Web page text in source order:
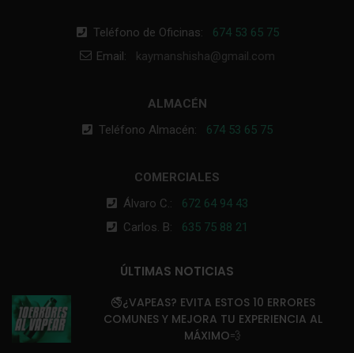
Teléfono de Oficinas: 674 53 65 75
Email: kaymanshisha@gmail.com
ALMACÉN
Teléfono Almacén: 674 53 65 75
COMERCIALES
Álvaro C.: 672 64 94 43
Carlos. B: 635 75 88 21
ÚLTIMAS NOTICIAS
🚭¿VAPEAS? EVITA ESTOS 10 ERRORES
COMUNES Y MEJORA TU EXPERIENCIA AL
MÁXIMO💨